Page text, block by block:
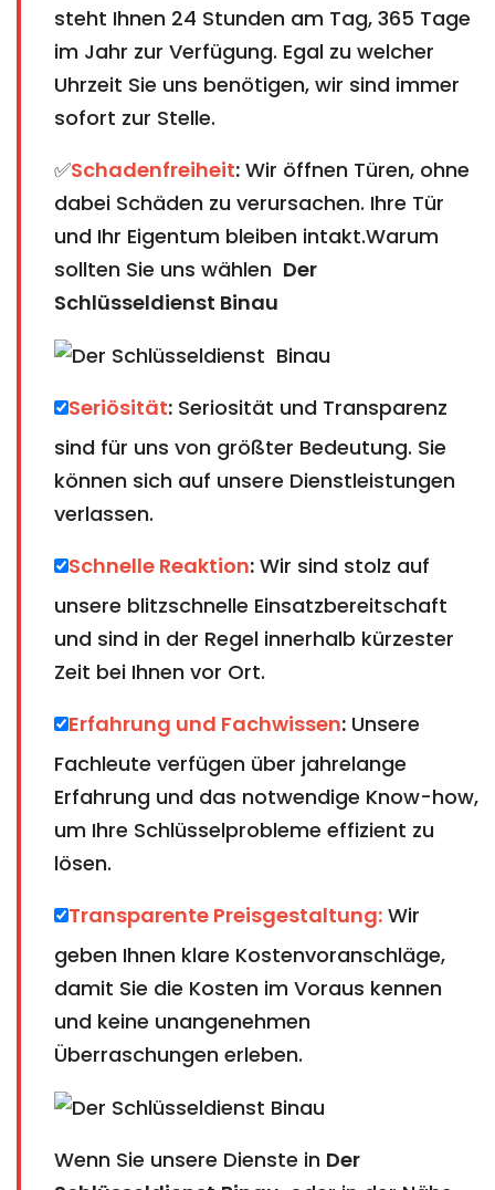
steht Ihnen 24 Stunden am Tag, 365 Tage
im Jahr zur Verfügung. Egal zu welcher
Uhrzeit Sie uns benötigen, wir sind immer
sofort zur Stelle.
✅Schadenfreiheit: Wir öffnen Türen, ohne
dabei Schäden zu verursachen. Ihre Tür
und Ihr Eigentum bleiben intakt.Warum
sollten Sie uns wählen Der
Schlüsseldienst Binau
Seriösität: Seriosität und Transparenz
sind für uns von größter Bedeutung. Sie
können sich auf unsere Dienstleistungen
verlassen.
Schnelle Reaktion: Wir sind stolz auf
unsere blitzschnelle Einsatzbereitschaft
und sind in der Regel innerhalb kürzester
Zeit bei Ihnen vor Ort.
Erfahrung und Fachwissen: Unsere
Fachleute verfügen über jahrelange
Erfahrung und das notwendige Know-how,
um Ihre Schlüsselprobleme effizient zu
lösen.
Transparente Preisgestaltung: Wir
geben Ihnen klare Kostenvoranschläge,
damit Sie die Kosten im Voraus kennen
und keine unangenehmen
Überraschungen erleben.
Wenn Sie unsere Dienste in Der